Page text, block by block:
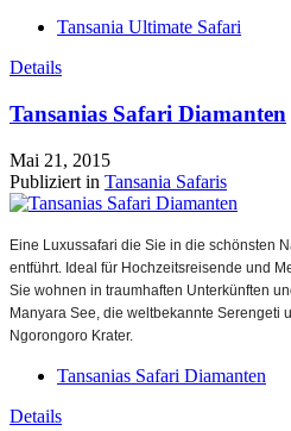
Tansania Ultimate Safari
Details
Tansanias Safari Diamanten
Mai 21, 2015
Publiziert in Tansania Safaris
Eine Luxussafari die Sie in die schönsten
entführt. Ideal für Hochzeitsreisende und
Sie wohnen in traumhaften Unterkünften
Manyara See, die weltbekannte Serengeti
Ngorongoro Krater.
Tansanias Safari Diamanten
Details